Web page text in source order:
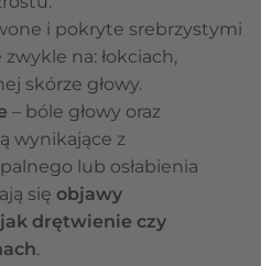
i pokryte srebrzystymi
na: łokciach,
skórze głowy.
– bóle głowy oraz
wynikające z
lub osłabienia
się objawy
drętwienie czy
.